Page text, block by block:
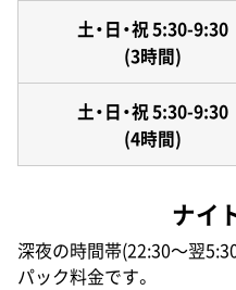
土・日・祝 5:30-9:30
(3時間)
土・日・祝 5:30-9:30
(4時間)
ナイ
深夜の時間帯(22:30〜翌
パック料金です。